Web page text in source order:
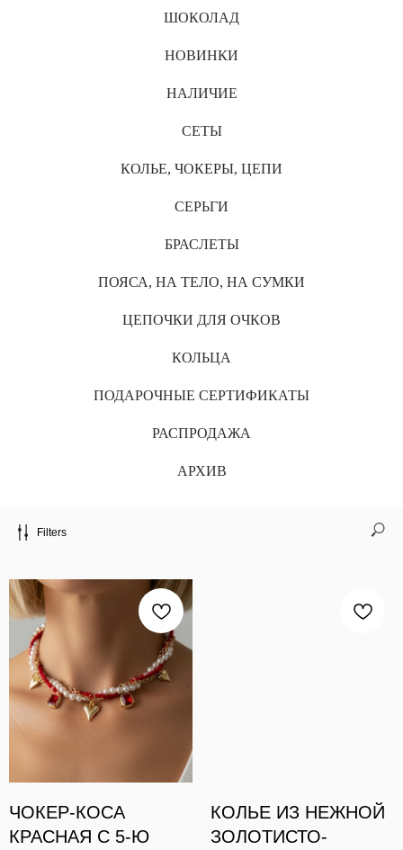
ШОКОЛАД
НОВИНКИ
НАЛИЧИЕ
СЕТЫ
КОЛЬЕ, ЧОКЕРЫ, ЦЕПИ
СЕРЬГИ
БРАСЛЕТЫ
ПОЯСА, НА ТЕЛО, НА СУМКИ
ЦЕПОЧКИ ДЛЯ ОЧКОВ
КОЛЬЦА
ПОДАРОЧНЫЕ СЕРТИФИКАТЫ
РАСПРОДАЖА
АРХИВ
Filters
ЧОКЕР-КОСА
КРАСНАЯ С 5-Ю
КОЛЬЕ ИЗ НЕЖНОЙ
ЗОЛОТИСТО-